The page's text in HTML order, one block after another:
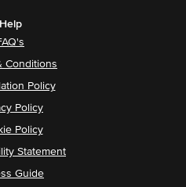
Help
Conditions
Policy
Policy
Policy
Statement
Guide